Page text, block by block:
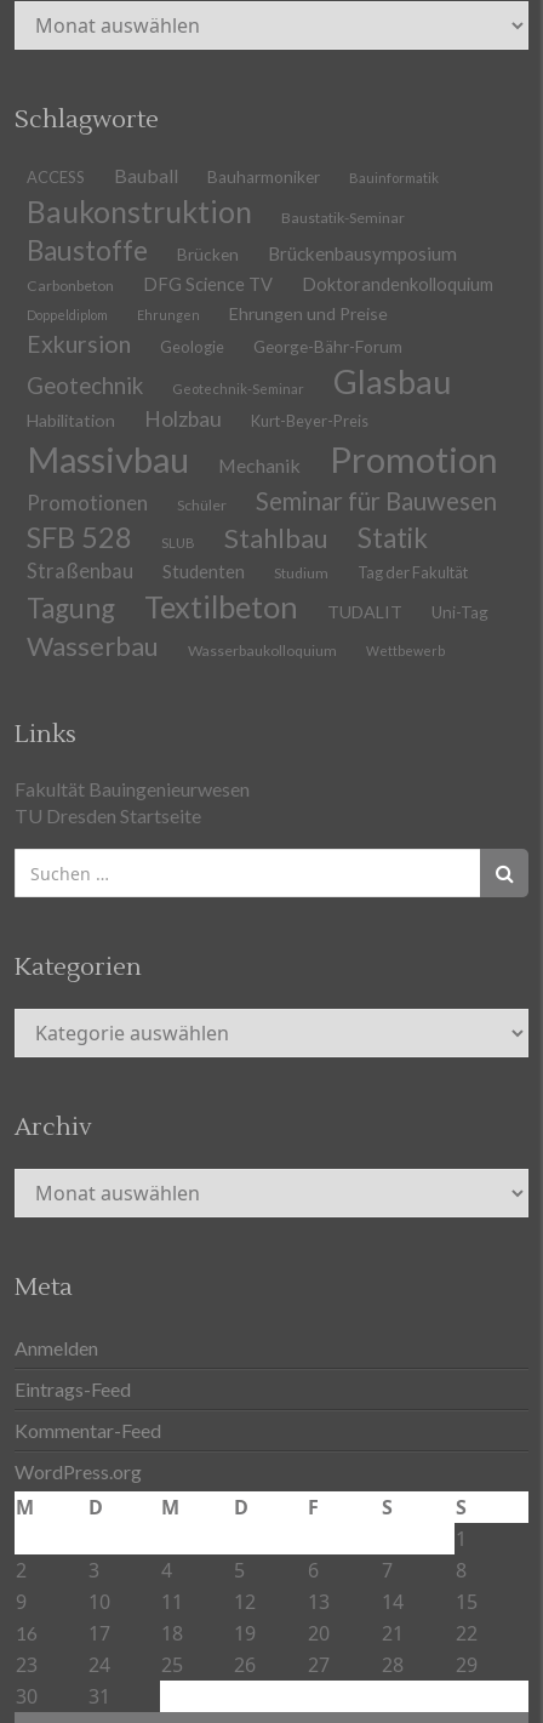
Archiv
Schlagworte
ACCESS Bauball Bauharmoniker Bauinformatik
Baukonstruktion Baustatik-Seminar
Baustoffe Brücken Brückenbausymposium
Carbonbeton DFG Science TV Doktorandenkolloquium
Doppeldiplom Ehrungen Ehrungen und Preise
Exkursion Geologie George-Bähr-Forum
Geotechnik Geotechnik-Seminar Glasbau
Habilitation Holzbau Kurt-Beyer-Preis
Massivbau Mechanik Promotion
Promotionen Schüler Seminar für Bauwesen
SFB 528 SLUB Stahlbau Statik
Straßenbau Studenten Studium Tag der Fakultät
Tagung Textilbeton TUDALIT Uni-Tag
Wasserbau Wasserbaukolloquium Wettbewerb
Links
Fakultät Bauingenieurwesen
TU Dresden Startseite
nach:
Kategorien
Kategorien
Archiv
Archiv
Meta
Anmelden
Eintrags-Feed
Kommentar-Feed
WordPress.org
M D M D F S
S
1
2
3 4 5 6 7
8
9
10 11 12 13 14 15
16 17 18 19 20 21
22
23
24 25 26 27 28
29
30
31